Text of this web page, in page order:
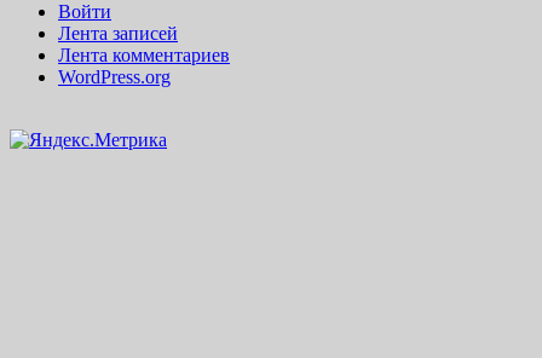
Войти
Лента записей
Лента комментариев
WordPress.org